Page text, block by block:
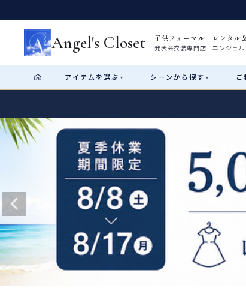
Angel's Closet 子供フォーマル レンタル
発表会衣装専門店 エンジェル
アイテム を選ぶ ▾ シーンから探す ▾ ご
レンタル
女の子ドレス 男の子スーツ
シューズ 小物・アクセ
Start はじめに
ショップガイド（総合案内）
レンタル・販売の入口
サイズの選び方
測り方と目安
Angel's Closetについて
創業2003年からの想い